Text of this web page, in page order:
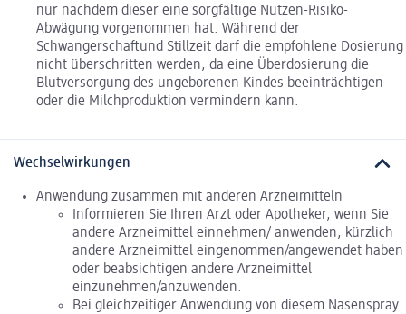
nur nachdem dieser eine sorgfältige Nutzen-Risiko-
Abwägung vorgenommen hat. Während der
Schwangerschaftund Stillzeit darf die empfohlene Dosierung
nicht überschritten werden, da eine Überdosierung die
Blutversorgung des ungeborenen Kindes beeinträchtigen
oder die Milchproduktion vermindern kann.
Wechselwirkungen
Anwendung zusammen mit anderen Arzneimitteln
Informieren Sie Ihren Arzt oder Apotheker, wenn Sie
andere Arzneimittel einnehmen/ anwenden, kürzlich
andere Arzneimittel eingenommen/angewendet haben
oder beabsichtigen andere Arzneimittel
einzunehmen/anzuwenden.
Bei gleichzeitiger Anwendung von diesem Nasenspray